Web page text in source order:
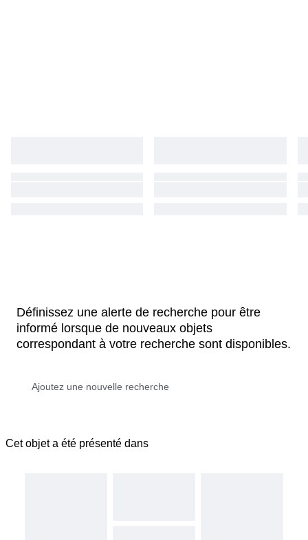
Définissez une alerte de recherche pour être
informé lorsque de nouveaux objets
correspondant à votre recherche sont disponibles.
Cet objet a été présenté dans